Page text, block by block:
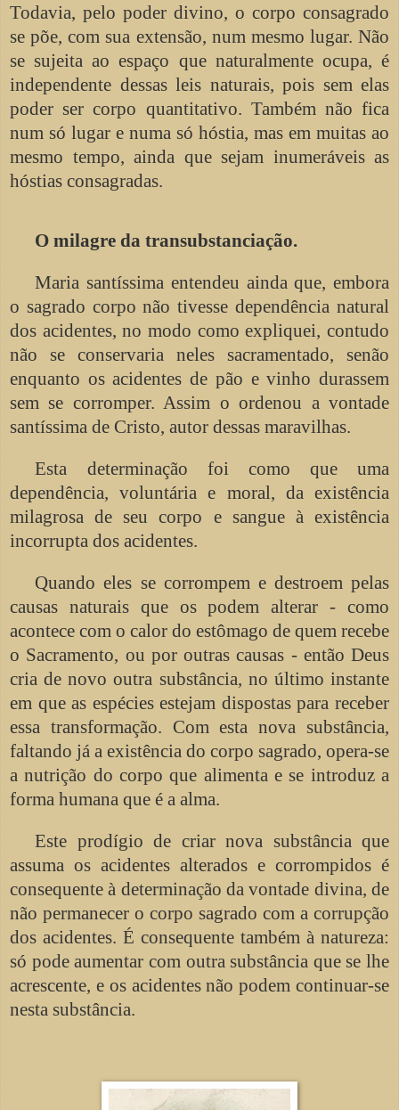
Todavia, pelo poder divino, o corpo consagrado
se põe, com sua extensão, num mesmo lugar. Não
se sujeita ao espaço que naturalmente ocupa, é
independente dessas leis naturais, pois sem elas
poder ser corpo quantitativo. Também não fica
num só lugar e numa só hóstia, mas em muitas ao
mesmo tempo, ainda que sejam inumeráveis as
hóstias consagradas.
O milagre da transubstanciação.
Maria santíssima entendeu ainda que, embora
o sagrado corpo não tivesse dependência natural
dos acidentes, no modo como expliquei, contudo
não se conservaria neles sacramentado, senão
enquanto os acidentes de pão e vinho durassem
sem se corromper. Assim o ordenou a vontade
santíssima de Cristo, autor dessas maravilhas.
Esta determinação foi como que uma
dependência, voluntária e moral, da existência
milagrosa de seu corpo e sangue à existência
incorrupta dos acidentes.
Quando eles se corrompem e destroem pelas
causas naturais que os podem alterar - como
acontece com o calor do estômago de quem recebe
o Sacramento, ou por outras causas - então Deus
cria de novo outra substância, no último instante
em que as espécies estejam dispostas para receber
essa transformação. Com esta nova substância,
faltando já a existência do corpo sagrado, opera-se
a nutrição do corpo que alimenta e se introduz a
forma humana que é a alma.
Este prodígio de criar nova substância que
assuma os acidentes alterados e corrompidos é
consequente à determinação da vontade divina, de
não permanecer o corpo sagrado com a corrupção
dos acidentes. É consequente também à natureza:
só pode aumentar com outra substância que se lhe
acrescente, e os acidentes não podem continuar-se
nesta substância.